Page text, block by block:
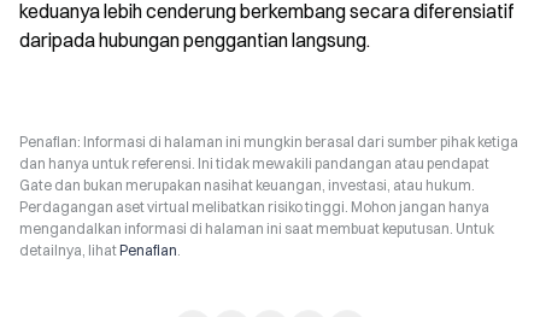
keduanya lebih cenderung berkembang secara diferensiatif
daripada hubungan penggantian langsung.
Penafian: Informasi di halaman ini mungkin berasal dari sumber pihak ketiga
dan hanya untuk referensi. Ini tidak mewakili pandangan atau pendapat
Gate dan bukan merupakan nasihat keuangan, investasi, atau hukum.
Perdagangan aset virtual melibatkan risiko tinggi. Mohon jangan hanya
mengandalkan informasi di halaman ini saat membuat keputusan. Untuk
detailnya, lihatPenafian.